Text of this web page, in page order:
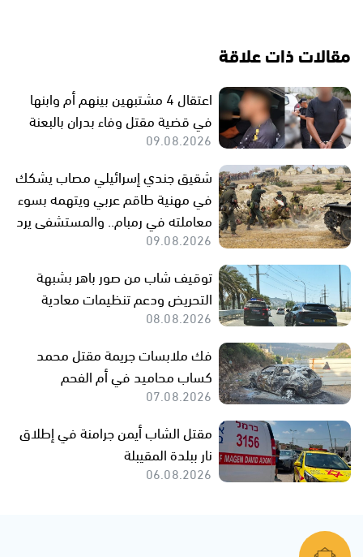
مقالات ذات علاقة
اعتقال 4 مشتبهين بينهم أم وابنها
في قضية مقتل وفاء بدران بالبعنة
09.08.2026
شقيق جندي إسرائيلي مصاب يشكك
في مهنية طاقم عربي ويتهمه بسوء
معاملته في رمبام.. والمستشفى يرد
09.08.2026
توقيف شاب من صور باهر بشبهة
التحريض ودعم تنظيمات معادية
08.08.2026
فك ملابسات جريمة مقتل محمد
كساب محاميد في أم الفحم
07.08.2026
مقتل الشاب أيمن جرامنة في إطلاق
نار ببلدة المقيبلة
06.08.2026